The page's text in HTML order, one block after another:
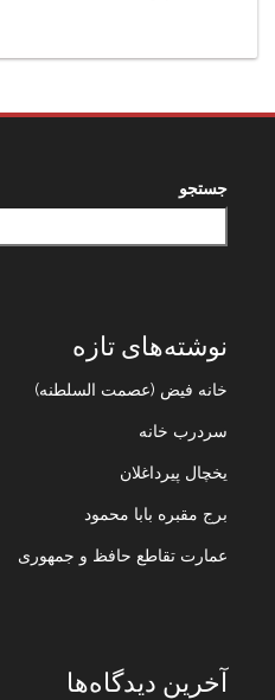
جستجو
نوشته‌های تازه
خانه فیض (عصمت السلطنه)
سردرب خانه
یخچال پیرداغلان
برج مقبره بابا محمود
عمارت تقاطع حافظ و جمهوری
آخرین دیدگاه‌ها